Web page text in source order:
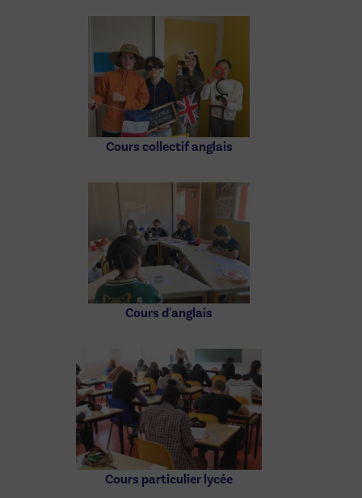
Cours collectif anglais
Cours d'anglais
Cours particulier lycée